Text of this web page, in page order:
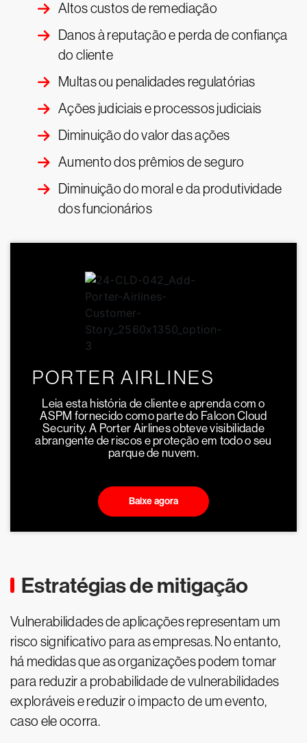
Altos custos de remediação
Danos à reputação e perda de confiança
do cliente
Multas ou penalidades regulatórias
Ações judiciais e processos judiciais
Diminuição do valor das ações
Aumento dos prêmios de seguro
Diminuição do moral e da produtividade
dos funcionários
PORTER AIRLINES
Leia esta história de cliente e aprenda com o
ASPM fornecido como parte do Falcon Cloud
Security. A Porter Airlines obteve visibilidade
abrangente de riscos e proteção em todo o seu
parque de nuvem.
Baixe agora
Estratégias de mitigação
Vulnerabilidades de aplicações representam um
risco significativo para as empresas. No entanto,
há medidas que as organizações podem tomar
para reduzir a probabilidade de vulnerabilidades
exploráveis e reduzir o impacto de um evento,
caso ele ocorra.